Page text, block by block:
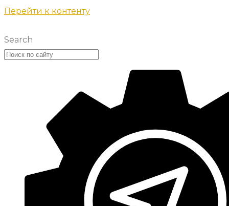
Перейти к контенту
Search